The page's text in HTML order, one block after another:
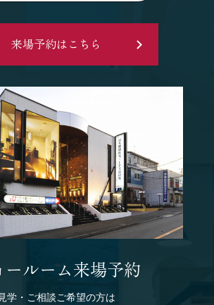
来場予約はこちら
ールーム来場予約
見学・ご相談ご希望の方は